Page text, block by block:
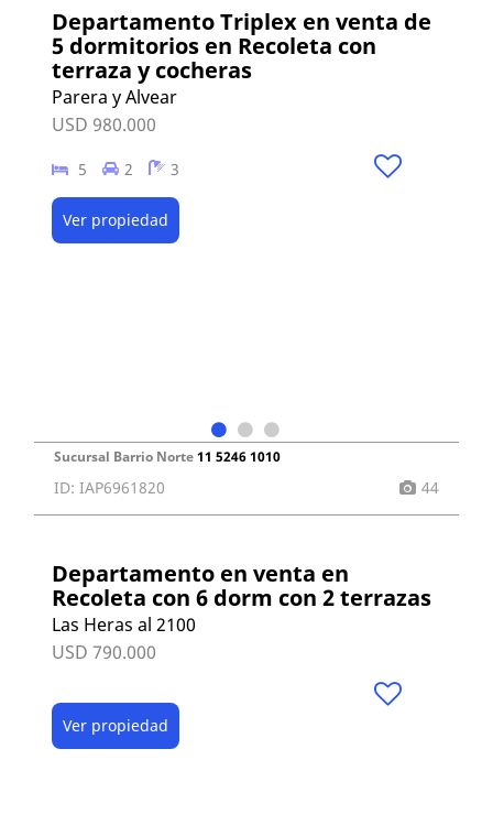
Departamento Triplex en venta de
5 dormitorios en Recoleta con
terraza y cocheras
Parera y Alvear
USD 980.000
5 2 3
Ver propiedad
Sucursal Barrio Norte11 5246 1010
ID: IAP6961820 44
Departamento en venta en
Recoleta con 6 dorm con 2 terrazas
Las Heras al 2100
USD 790.000
Ver propiedad